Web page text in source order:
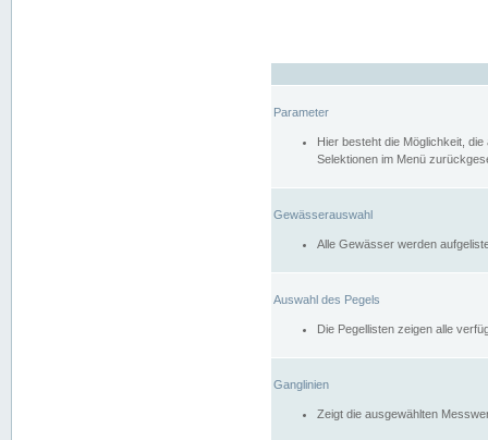
Parameter
Hier besteht die Möglichkeit,
Selektionen im Menü
Gewässerauswahl
Alle Gewässer werden
Auswahl des Pegels
Die Pegellisten zeigen alle
Ganglinien
Zeigt die ausgewählten